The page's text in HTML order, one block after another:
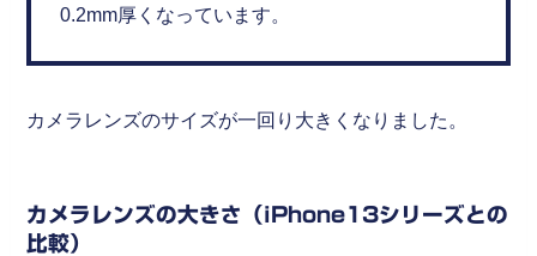
0.2mm厚くなっています。
カメラレンズのサイズが一回り大きくなりました。
カメラレンズの大きさ（iPhone13シリーズとの
比較）